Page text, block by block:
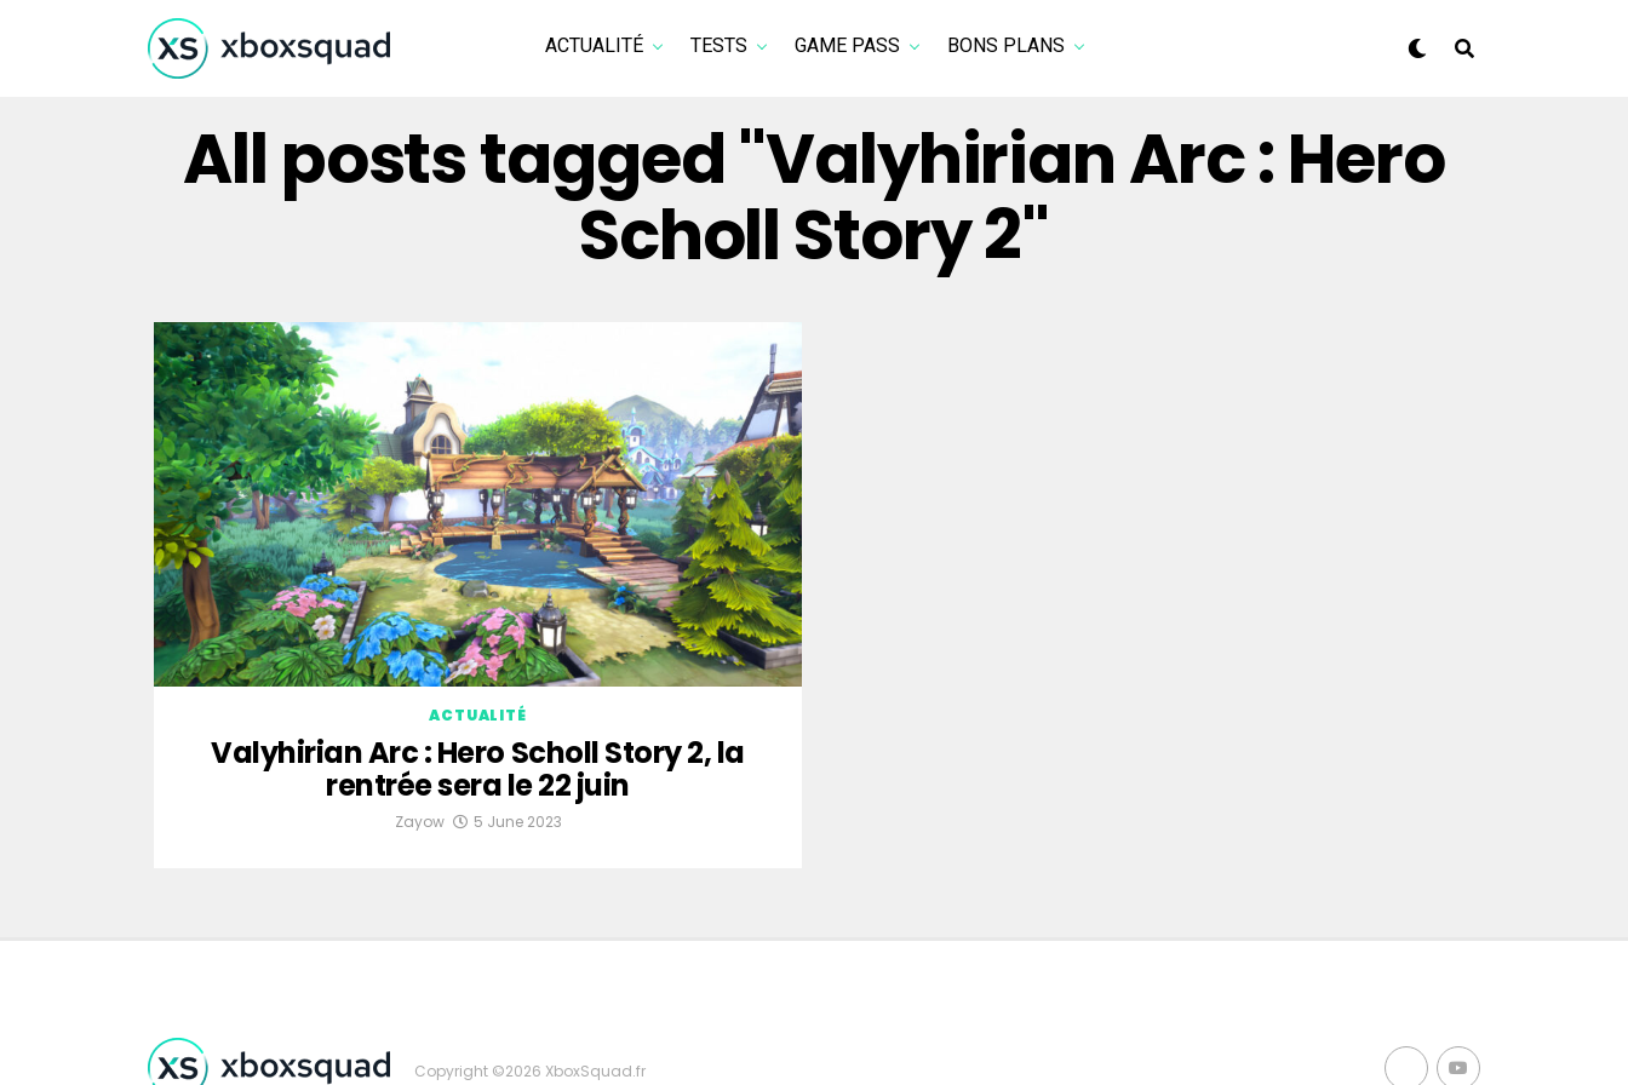
ACTUALITÉ TESTS GAME PASS BONS PLANS
All posts tagged "Valyhirian Arc : Hero
Scholl Story 2"
ACTUALITÉ
Valyhirian Arc : Hero Scholl Story 2, la
rentrée sera le 22 juin
Zayow 5 June 2023
Copyright ©2026 XboxSquad.fr